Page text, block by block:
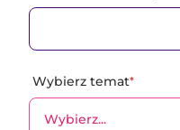
Wybierz temat*